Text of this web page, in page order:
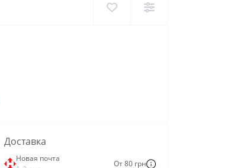
Доставка
Новая почта
От 80 грн